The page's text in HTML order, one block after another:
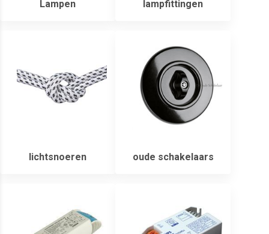
Lampen lampfittingen
lichtsnoeren oude schakelaars